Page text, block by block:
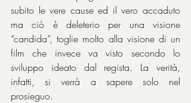
subito le vere cause ed il vero accaduto
ma ciò è deleterio per una visione
“candida”, toglie molto alla visione di un
film che invece va visto secondo lo
sviluppo ideato dal regista. La verità,
infatti, si verrà a sapere solo nel
prosieguo.